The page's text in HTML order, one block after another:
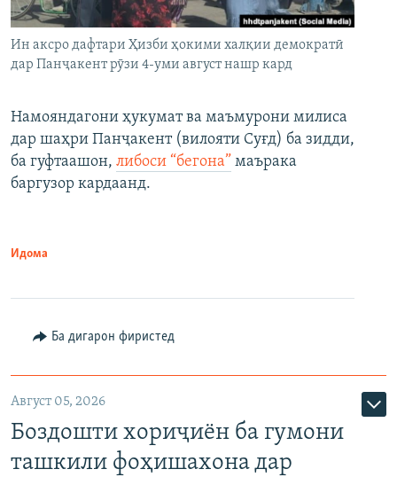
Ин аксро дафтари Ҳизби ҳокими халқии демократӣ
дар Панҷакент рӯзи 4-уми август нашр кард
Намояндагони ҳукумат ва маъмурони милиса
дар шаҳри Панҷакент (вилояти Суғд) ба зидди,
ба гуфтаашон, либоси “бегона” маърака
баргузор кардаанд.
Идома
Ба дигарон фиристед
Август 05, 2026
Боздошти хориҷиён ба гумони
ташкили фоҳишахона дар